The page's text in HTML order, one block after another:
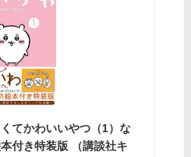
てかわいいやつ（1）な
付き特装版 （講談社キ